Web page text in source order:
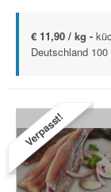
€ 11,90 / kg -
Deutschland 100
Verpasst!